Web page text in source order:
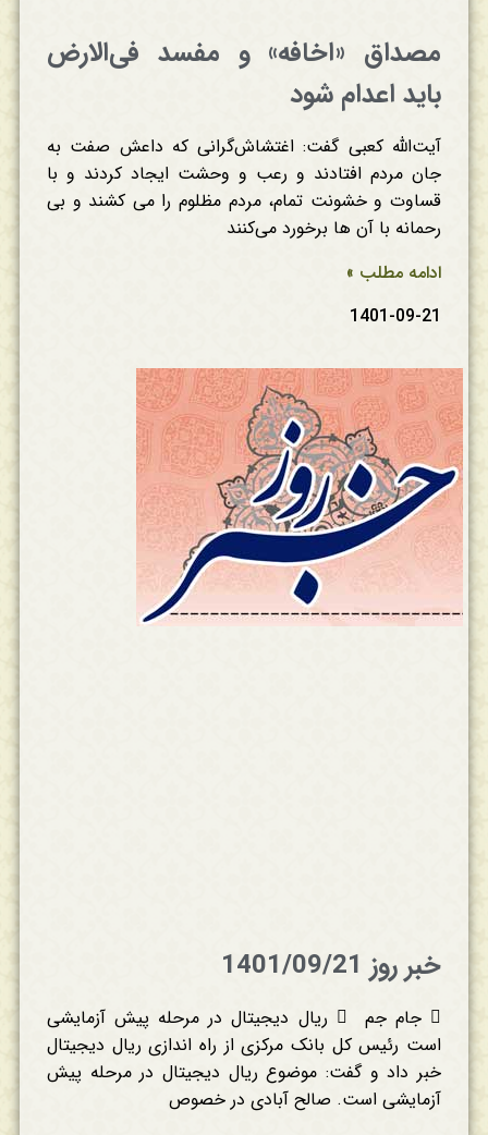
مصداق «اخافه» و مفسد فی‌الارض
باید اعدام شود
آیت‌الله کعبی گفت: اغتشاش‌گرانی که داعش صفت به
جان مردم افتادند و رعب و وحشت ایجاد کردند و با
قساوت و خشونت تمام، مردم مظلوم را می کشند و بی
رحمانه با آن ها برخورد می‌کنند
ادامه مطلب »
1401-09-21
خبر روز 1401/09/21
 جام جم  ریال دیجیتال در مرحله پیش آزمایشی
است رئیس کل بانک مرکزی از راه اندازی ریال دیجیتال
خبر داد و گفت: موضوع ریال دیجیتال در مرحله پیش
آزمایشی است. صالح آبادی در خصوص